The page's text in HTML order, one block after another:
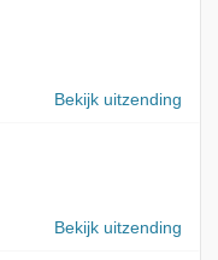
Bekijk uitzending
Bekijk uitzending